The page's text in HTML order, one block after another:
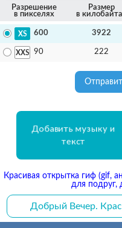
Разрешение
в пикселях
Размер
в
600 3922
90 222
Добавить музыку и
текст
Красивая открытка гиф (gif,
для подруг,
Добрый Вечер.